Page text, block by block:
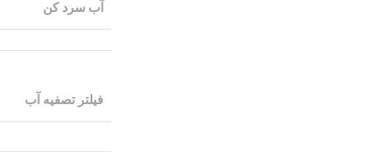
آب سرد کن
فیلتر تصفیه آب